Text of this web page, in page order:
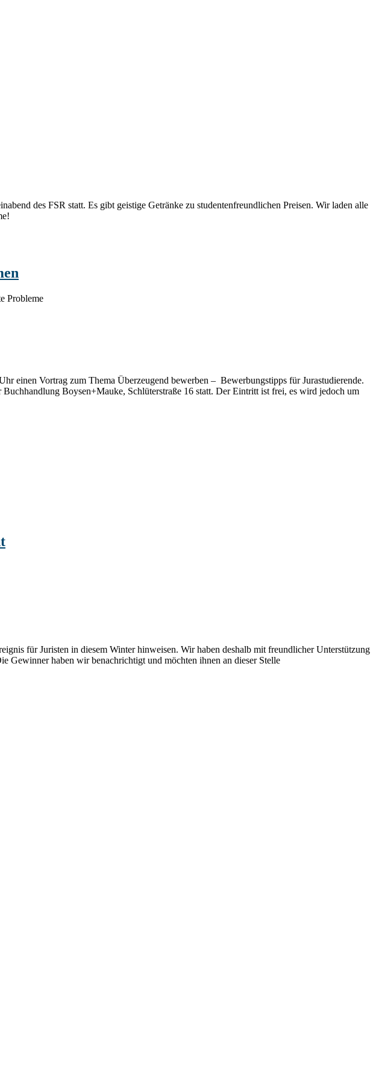
des FSR statt. Es gibt geistige Getränke zu studentenfreundlichen Preisen. Wir laden alle
Probleme
einen Vortrag zum Thema Überzeugend bewerben – Bewerbungstipps für Jurastudierende.
Boysen+Mauke, Schlüterstraße 16 statt. Der Eintritt ist frei, es wird jedoch um
für Juristen in diesem Winter hinweisen. Wir haben deshalb mit freundlicher Unterstützung
haben wir benachrichtigt und möchten ihnen an dieser Stelle